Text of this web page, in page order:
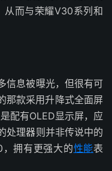
从而与荣耀V30系列和
信息被曝光，但很有可
那款采用升降式全面屏
配有OLED显示屏，应
处理器则并非传说中的
拥有更强大的性能表